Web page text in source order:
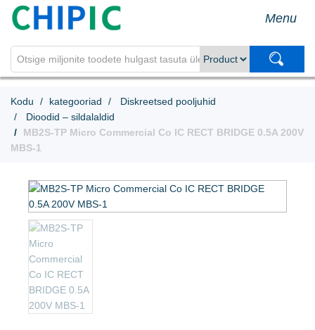
Menu
Kodu kategooriad
Diskreetsed pooljuhid
Dioodid – sildalaldid
MB2S-TP Micro Commercial Co IC RECT BRIDGE 0.5A 200V
MBS-1